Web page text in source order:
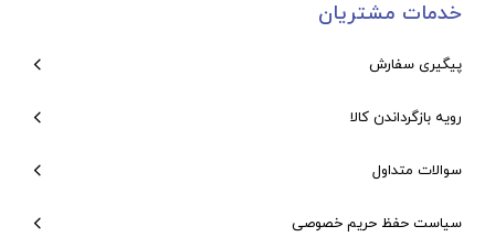
خدمات مشتریان
پیگیری سفارش
رویه بازگرداندن کالا
سوالات متداول
سیاست حفظ حریم خصوصی